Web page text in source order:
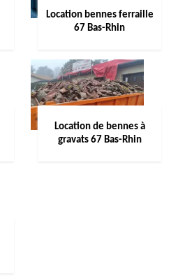
Location bennes ferraille
67 Bas-Rhin
Location de bennes à
gravats 67 Bas-Rhin